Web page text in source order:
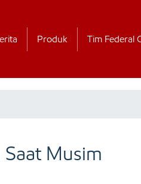
Produk Tim Federal
Musim